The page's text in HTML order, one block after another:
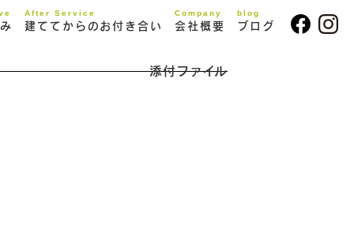
After Service
建ててからのお付き合い
Company
会社概要
blog
ブログ
添付ファイル